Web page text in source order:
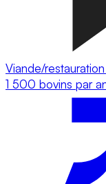
Viande/
1 500 bovins par